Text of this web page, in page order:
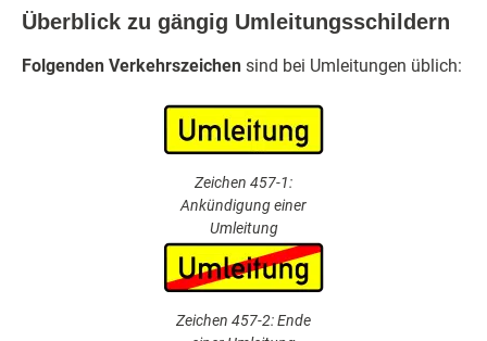
Überblick zu gängig Umleitungsschildern
Folgenden Verkehrszeichen sind bei Umleitungen üblich:
Zeichen 457-1:
Ankündigung einer
Umleitung
Zeichen 457-2: Ende